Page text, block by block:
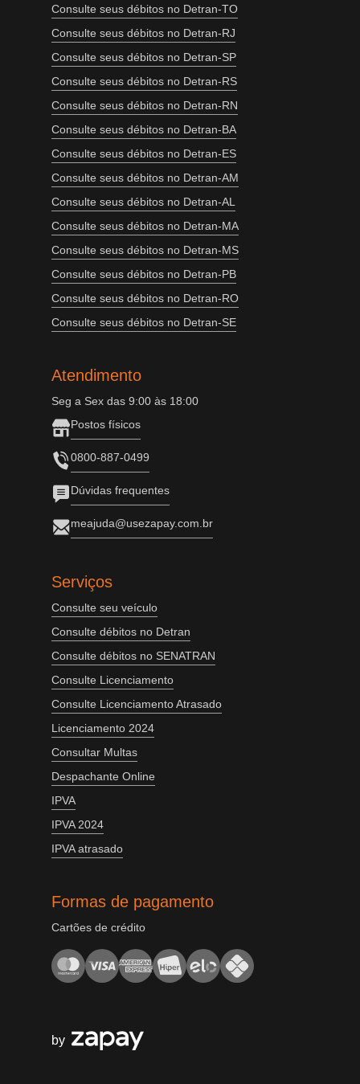
Consulte seus débitos no Detran-TO
Consulte seus débitos no Detran-RJ
Consulte seus débitos no Detran-SP
Consulte seus débitos no Detran-RS
Consulte seus débitos no Detran-RN
Consulte seus débitos no Detran-BA
Consulte seus débitos no Detran-ES
Consulte seus débitos no Detran-AM
Consulte seus débitos no Detran-AL
Consulte seus débitos no Detran-MA
Consulte seus débitos no Detran-MS
Consulte seus débitos no Detran-PB
Consulte seus débitos no Detran-RO
Consulte seus débitos no Detran-SE
Atendimento
Seg a Sex das 9:00 às 18:00
Postos físicos
0800-887-0499
Dúvidas frequentes
meajuda@usezapay.com.br
Serviços
Consulte seu veículo
Consulte débitos no Detran
Consulte débitos no SENATRAN
Consulte Licenciamento
Consulte Licenciamento Atrasado
Licenciamento 2024
Consultar Multas
Despachante Online
IPVA
IPVA 2024
IPVA atrasado
Formas de pagamento
Cartões de crédito
by